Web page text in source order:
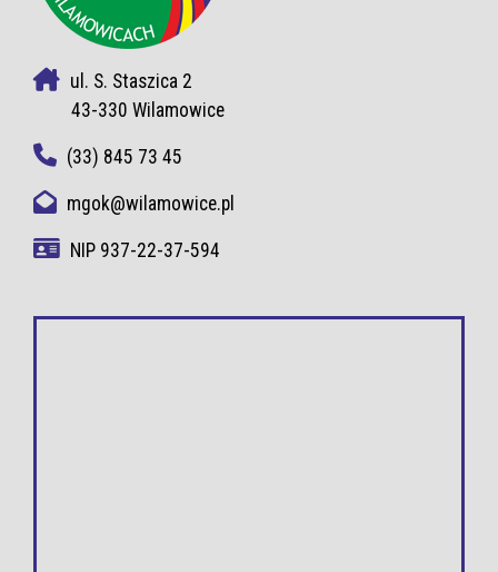
ul. S. Staszica 2
43-330 Wilamowice
(33) 845 73 45
mgok@wilamowice.pl
NIP 937-22-37-594